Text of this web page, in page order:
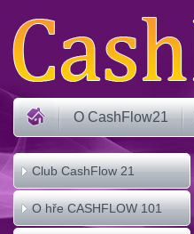
O CashFlow21
Club CashFlow 21
O hře CASHFLOW 101